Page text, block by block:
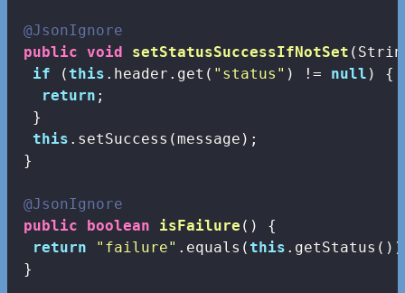
@JsonIgnore
public void setStatusSuccessIfNotSet
if (this .header.get( "status" ) != null ) {
return ;
  }
this .setSuccess(message);
}
@JsonIgnore
public
boolean isFailure ()
{
return
"failure" .equals(this
}